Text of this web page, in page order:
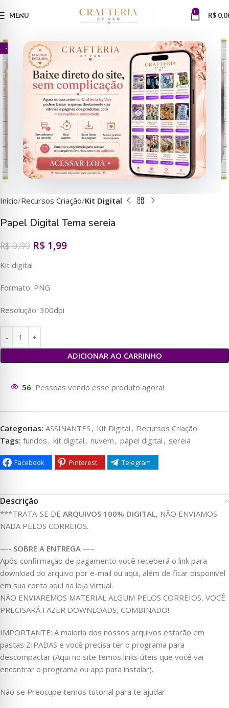
MENU 0 R$
- 80%
Clique para ampliar
Início Recursos Criação Kit Digital
Papel Digital Tema sereia
R$9,99 R$ 1,99
Kit digital
Formato: PNG
Resolução: 300dpi
ADICIONAR AO CARRINHO
56 Pessoas vendo esse produto agora!
Categorias: ASSINANTES , Kit Digital , Recursos Criação
Tags: fundos , kit digital , nuvem , papel digital , sereia
Facebook Pinterest Telegram
Descrição
***TRATA-SE DE ARQUIVOS 100% DIGITAL, NÃO ENVIAMOS
NADA PELOS CORREIOS.
—- SOBRE A ENTREGA —-
Após confirmação de pagamento você receberá o link para
download do arquivo por e-mail ou aqui, além de ficar disponível
em sua conta aqui na loja virtual.
NÃO ENVIAREMOS MATERIAL ALGUM PELOS CORREIOS, VOCÊ
PRECISARÁ FAZER DOWNLOADS, COMBINADO!
IMPORTANTE: A maioria dos nossos arquivos estarão em
pastas ZIPADAS e você precisa ter o programa para
descompactar (Aqui no site temos links úteis que você vai
encontrar o programa ou app para instalar).
Não se Preocupe temos tutorial para te ajudar.